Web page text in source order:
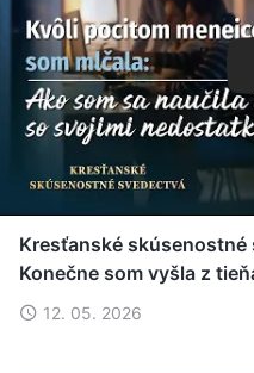
Kresťanské skúsenostné
Konečne som vyšla z
12. 05. 2026